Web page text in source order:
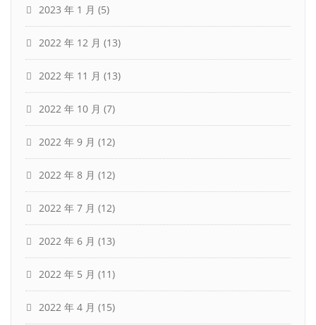
2023 年 1 月 (5)
2022 年 12 月 (13)
2022 年 11 月 (13)
2022 年 10 月 (7)
2022 年 9 月 (12)
2022 年 8 月 (12)
2022 年 7 月 (12)
2022 年 6 月 (13)
2022 年 5 月 (11)
2022 年 4 月 (15)